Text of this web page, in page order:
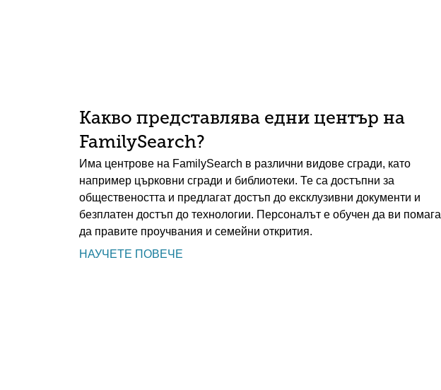
Какво представлява едни център на
FamilySearch?
Има центрове на FamilySearch в различни видове сгради, като
например църковни сгради и библиотеки. Те са достъпни за
обществеността и предлагат достъп до ексклузивни документи и
безплатен достъп до технологии. Персоналът е обучен да ви помага
да правите проучвания и семейни открития.
НАУЧЕТЕ ПОВЕЧЕ